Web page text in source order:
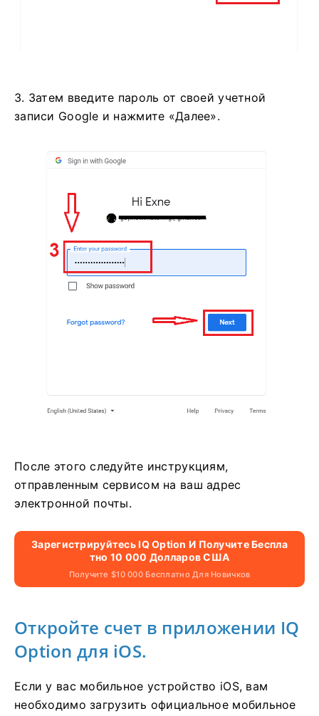
3. Затем введите пароль от своей учетной
записи Google и нажмите «Далее».
После этого следуйте инструкциям,
отправленным сервисом на ваш адрес
электронной почты.
Зарегистрируйтесь IQ Option И Получите Беспла
Тно 10 000 Долларов США
Получите $10 000 Бесплатно Для Новичков
Откройте счет в приложении IQ
Option для iOS.
Если у вас мобильное устройство iOS, вам
необходимо загрузить официальное мобильное